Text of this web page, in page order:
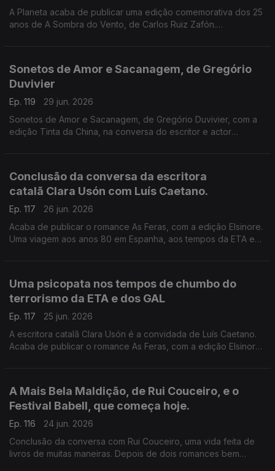
A Planeta acaba de publicar uma edição comemorativa dos 25
anos de A Sombra do Vento, de Carlos Ruiz Zafón.
Livros Esquecidos, no Salão Nobre da Biblioteca da Academia
das Ciências, em Lisboa.
Sonetos de Amor e Sacanagem, de Gregório
Duvivier
Ep. 119
29 jun. 2026
Sonetos de Amor e Sacanagem, de Gregório Duvivier, com a
edição Tinta da China, na conversa do escritor e actor
Conclusão da conversa da escritora
catalã Clara Usón com Luís Caetano.
Ep. 117
26 jun. 2026
Acaba de publicar o romance As Feras, com a edição Elsinore.
Uma viagem aos anos 80 em Espanha, aos tempos da ETA e
Uma psicopata nos tempos de chumbo do
terrorismo da ETA e dos GAL
Ep. 117
25 jun. 2026
A escritora catalã Clara Usón é a convidada de Luís Caetano.
Acaba de publicar o romance As Feras, com a edição Elsinore.
A Mais Bela Maldição, de Rui Couceiro, e o
Festival Babell, que começa hoje.
Ep. 116
24 jun. 2026
Conclusão da conversa com Rui Couceiro, uma vida feita de
livros de muitas maneiras. Depois de dois romances bem